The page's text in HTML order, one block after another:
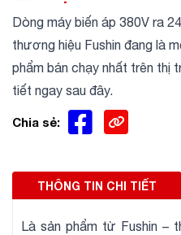
Dòng máy biến áp 380V ra
thương hiệu Fushin đang là
phẩm bán chạy nhất trên thị
tiết ngay sau đây.
Chia sẻ:
THÔNG TIN CHI TIẾT
Là sản phẩm từ Fushin –